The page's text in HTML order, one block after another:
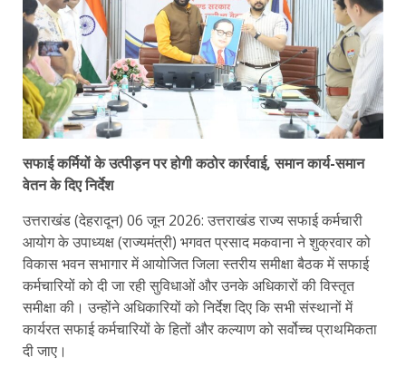
सफाई कर्मियों के उत्पीड़न पर होगी कठोर कार्रवाई, समान कार्य-समान
वेतन के दिए निर्देश
उत्तराखंड (देहरादून) 06 जून 2026: उत्तराखंड राज्य सफाई कर्मचारी
आयोग के उपाध्यक्ष (राज्यमंत्री) भगवत प्रसाद मकवाना ने शुक्रवार को
विकास भवन सभागार में आयोजित जिला स्तरीय समीक्षा बैठक में सफाई
कर्मचारियों को दी जा रही सुविधाओं और उनके अधिकारों की विस्तृत
समीक्षा की। उन्होंने अधिकारियों को निर्देश दिए कि सभी संस्थानों में
कार्यरत सफाई कर्मचारियों के हितों और कल्याण को सर्वोच्च प्राथमिकता
दी जाए।